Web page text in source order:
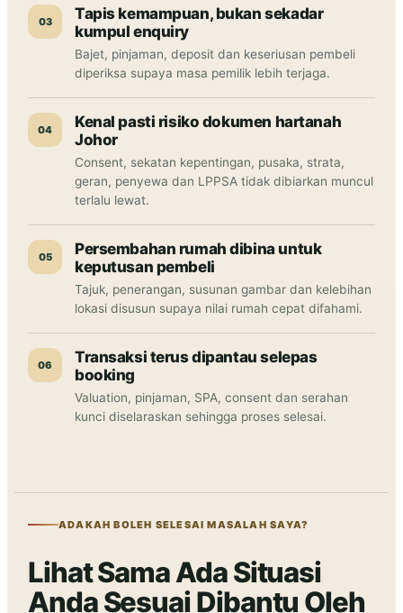
03
Tapis kemampuan, bukan sekadar
kumpul enquiry
Bajet, pinjaman, deposit dan keseriusan pembeli
diperiksa supaya masa pemilik lebih terjaga.
04
Kenal pasti risiko dokumen hartanah
Johor
Consent, sekatan kepentingan, pusaka, strata,
geran, penyewa dan LPPSA tidak dibiarkan muncul
terlalu lewat.
05
Persembahan rumah dibina untuk
keputusan pembeli
Tajuk, penerangan, susunan gambar dan kelebihan
lokasi disusun supaya nilai rumah cepat difahami.
06
Transaksi terus dipantau selepas
booking
Valuation, pinjaman, SPA, consent dan serahan
kunci diselaraskan sehingga proses selesai.
ADAKAH BOLEH SELESAI MASALAH SAYA?
Lihat Sama Ada Situasi
Anda Sesuai Dibantu Oleh